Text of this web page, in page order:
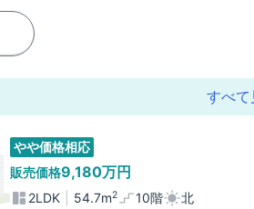
すべて
やや価格相応
販売価格9,180万円
2LDK 54.7m2 10階
北